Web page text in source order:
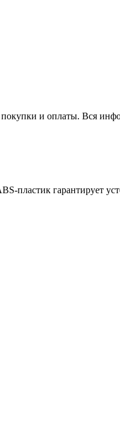
и оплаты. Вся
пластик гарантирует